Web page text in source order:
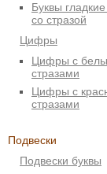
Буквы
со стразой
Цифры
Цифры с
стразами
Цифры с
стразами
Подвески
Подвески буквы